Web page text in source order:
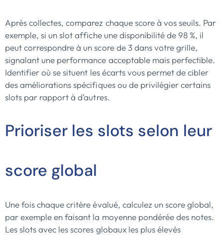
Après collectes, comparez chaque score à vos seuils. Par
exemple, si un slot affiche une disponibilité de 98 %, il
peut correspondre à un score de 3 dans votre grille,
signalant une performance acceptable mais perfectible.
Identifier où se situent les écarts vous permet de cibler
des améliorations spécifiques ou de privilégier certains
slots par rapport à d’autres.
Prioriser les slots selon leur
score global
Une fois chaque critère évalué, calculez un score global,
par exemple en faisant la moyenne pondérée des notes.
Les slots avec les scores globaux les plus élevés